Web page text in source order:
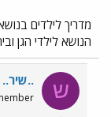
מדריך לילדים
הנושא לילדי הגן
ש ..שיר..